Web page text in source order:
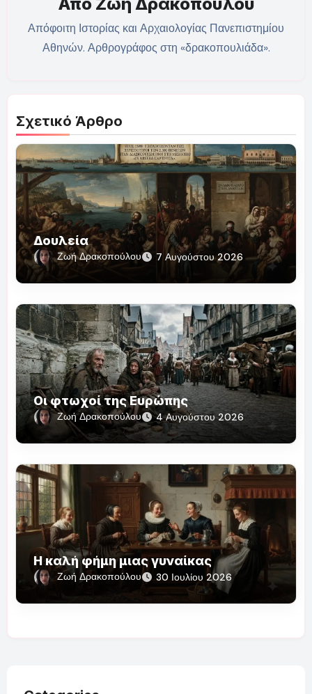
Απόφοιτη Ιστορίας και Αρχαιολογίας Πανεπιστημίου
Αθηνών. Αρθρογράφος στη «δρακοπουλιάδα».
Σχετικό Άρθρο
Δουλεία
Ζωή Δρακοπούλου 7 Αυγούστου 2026
Οι φτωχοί της Ευρώπης
Ζωή Δρακοπούλου 4 Αυγούστου 2026
Η καλή φήμη μιας γυναίκας
Ζωή Δρακοπούλου 30 Ιουλίου 2026